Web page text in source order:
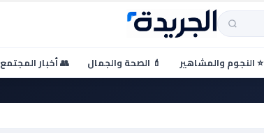
⭐ النجوم والمشاهير 💄 الصحة والجمال 👥 أخبار المجتمع